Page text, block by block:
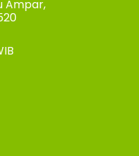
Ampar,